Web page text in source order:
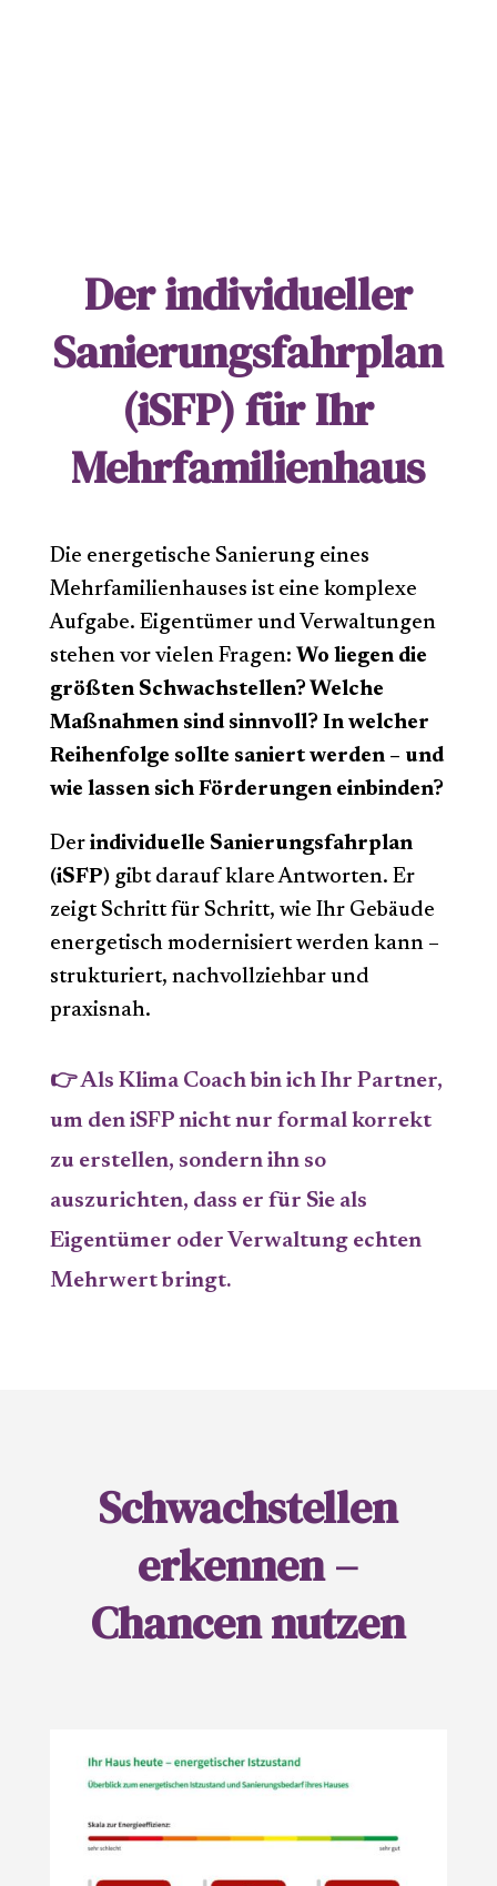
Der individueller
Sanierungsfahrplan
(iSFP) für Ihr
Mehrfamilienhaus
Die energetische Sanierung eines
Mehrfamilienhauses ist eine komplexe
Aufgabe. Eigentümer und Verwaltungen
stehen vor vielen Fragen: Wo liegen die
größten Schwachstellen? Welche
Maßnahmen sind sinnvoll? In welcher
Reihenfolge sollte saniert werden – und
wie lassen sich Förderungen einbinden?
Der individuelle Sanierungsfahrplan
(iSFP)gibt darauf klare Antworten. Er
zeigt Schritt für Schritt, wie Ihr Gebäude
energetisch modernisiert werden kann –
strukturiert, nachvollziehbar und
praxisnah.
👉 Als Klima Coach bin ich Ihr Partner,
um den iSFP nicht nur formal korrekt
zu erstellen, sondern ihn so
auszurichten, dass er für Sie als
Eigentümer oder Verwaltung echten
Mehrwert bringt.
Schwachstellen
erkennen –
Chancen nutzen